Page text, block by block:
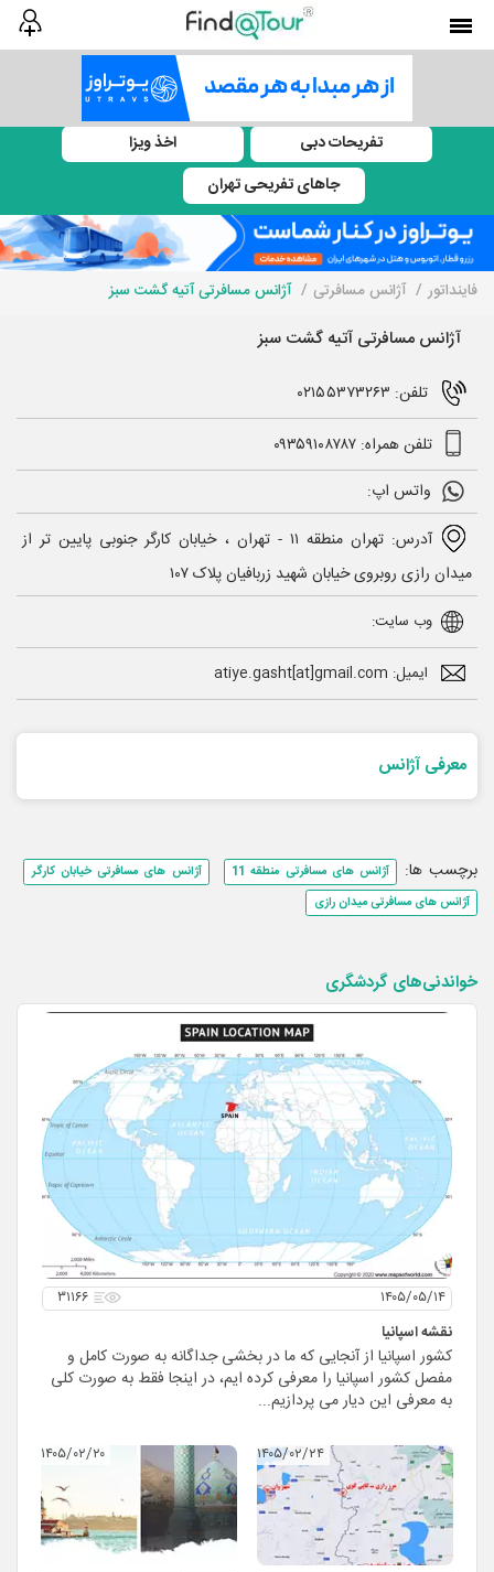
تفریحات دبی
اخذ ویزا
جاهای تفریحی تهران
فاینداتور آژانس مسافرتی آژانس مسافرتی آتیه گشت سبز
آژانس مسافرتی آتیه گشت سبز
تلفن: ۰۲۱۵۵۳۷۳۲۶۳
تلفن همراه: ۰۹۳۵۹۱۰۸۷۸۷
واتس اپ:
آدرس: تهران منطقه ۱۱ - تهران ، خیابان کارگر جنوبی پایین تر از
میدان رازی روبروی خیابان شهید زربافیان پلاک ۱۰۷
وب سایت:
ایمیل: atiye.gasht[at]gmail.com
معرفی آژانس
برچسب ها: آژانس های مسافرتی منطقه 11
آژانس های مسافرتی خیابان کارگر
آژانس های مسافرتی میدان رازی
خواندنی‌های گردشگری
۱۴۰۵/۰۵/۱۴ ۳۱۱۶۶
نقشه اسپانیا
کشور اسپانیا از آنجایی که ما در بخشی جداگانه به صورت کامل و
مفصل کشور اسپانیا را معرفی کرده ایم، در اینجا فقط به صورت کلی
به معرفی این دیار می پردازیم...
۱۴۰۵/۰۲/۲۴ ۱۴۰۵/۰۲/۲۰